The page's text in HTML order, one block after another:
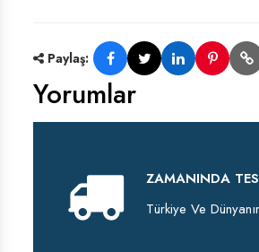
Paylaş:
Yorumlar
ZAMANINDA
Türkiye Ve